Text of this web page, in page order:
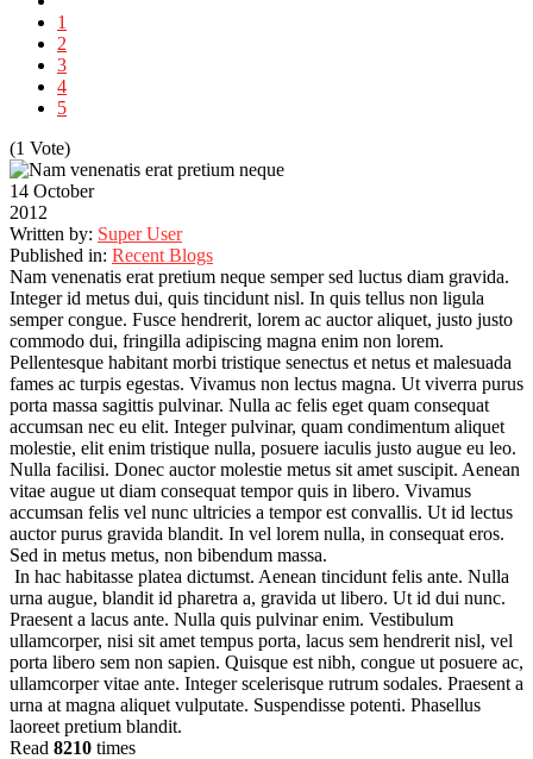
1
2
3
4
5
(1 Vote)
14 October
2012
Written by: Super User
Published in: Recent Blogs
Nam venenatis erat pretium neque semper sed luctus diam gravida.
Integer id metus dui, quis tincidunt nisl. In quis tellus non ligula
semper congue. Fusce hendrerit, lorem ac auctor aliquet, justo justo
commodo dui, fringilla adipiscing magna enim non lorem.
Pellentesque habitant morbi tristique senectus et netus et malesuada
fames ac turpis egestas. Vivamus non lectus magna. Ut viverra purus
porta massa sagittis pulvinar. Nulla ac felis eget quam consequat
accumsan nec eu elit. Integer pulvinar, quam condimentum aliquet
molestie, elit enim tristique nulla, posuere iaculis justo augue eu leo.
Nulla facilisi. Donec auctor molestie metus sit amet suscipit. Aenean
vitae augue ut diam consequat tempor quis in libero. Vivamus
accumsan felis vel nunc ultricies a tempor est convallis. Ut id lectus
auctor purus gravida blandit. In vel lorem nulla, in consequat eros.
Sed in metus metus, non bibendum massa.
In hac habitasse platea dictumst. Aenean tincidunt felis ante. Nulla
urna augue, blandit id pharetra a, gravida ut libero. Ut id dui nunc.
Praesent a lacus ante. Nulla quis pulvinar enim. Vestibulum
ullamcorper, nisi sit amet tempus porta, lacus sem hendrerit nisl, vel
porta libero sem non sapien. Quisque est nibh, congue ut posuere ac,
ullamcorper vitae ante. Integer scelerisque rutrum sodales. Praesent a
urna at magna aliquet vulputate. Suspendisse potenti. Phasellus
laoreet pretium blandit.
Read 8210 times